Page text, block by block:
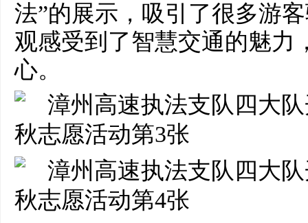
法”的展示，吸引了很多游
观感受到了智慧交通的魅力
心。